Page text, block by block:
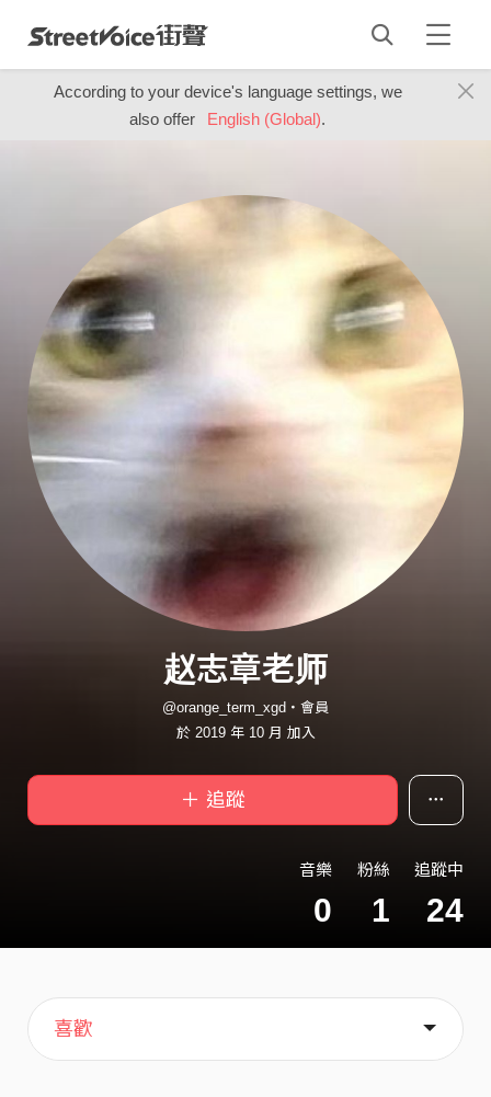
According to your device's language settings, we
also offer
English (Global).
赵志章老师
@orange_term_xgd・會員
於 2019 年 10 月 加入
＋ 追蹤
音樂
0
粉絲
1
追蹤中
24
主頁
歌單
喜歡
關於